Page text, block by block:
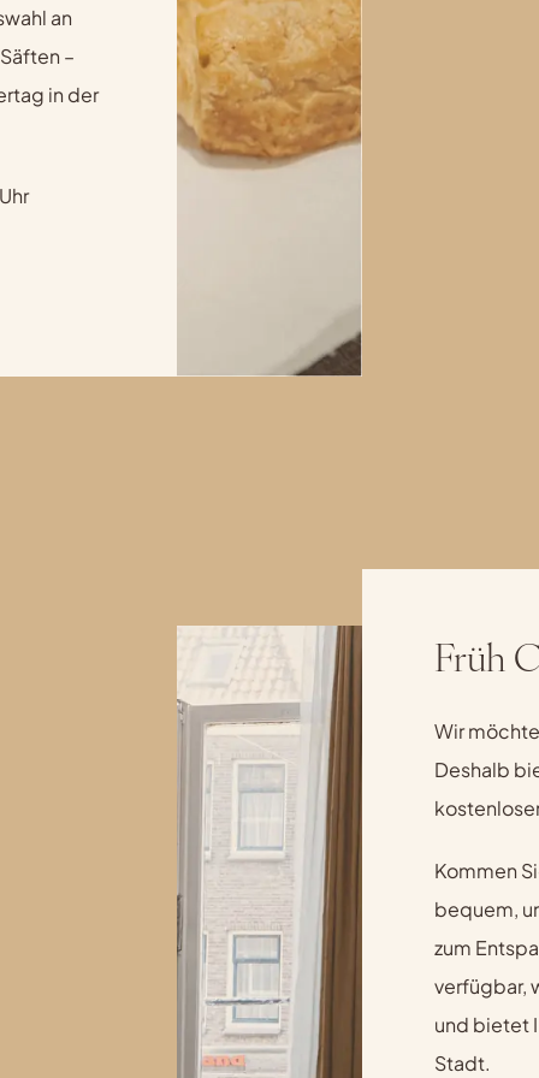
an
–
in der
Früh
Wir
Deshalb
Kommen
bequem,
zum
verfügbar,
und bietet
Stadt.